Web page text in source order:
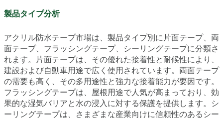
製品タイプ分析
アクリル防水テープ市場は、製品タイプ別に片面テープ、両
面テープ、フラッシングテープ、シーリングテープに分類さ
れます。片面テープは、その優れた接着性と耐候性により、
建設および自動車用途で広く使用されています。両面テープ
の需要も高く、その多用途性と強力な接着能力が要因です。
フラッシングテープは、屋根用途で人気が高まっており、効
果的な湿気バリアと水の浸入に対する保護を提供します。シ
ーリングテープは、さまざまな産業向けに信頼性のあるシー